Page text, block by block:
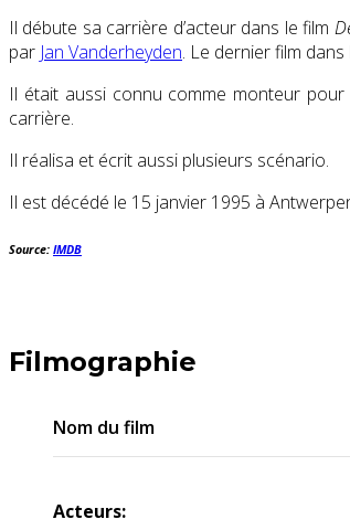
Il débute sa carrière d’acteur dans le film
par Jan Vanderheyden. Le dernier film
Il était aussi connu comme monteur pour
carrière.
Il réalisa et écrit aussi plusieurs scénario.
Il est décédé le 15 janvier 1995 à
Source: IMDB
Filmographie
Nom du film
Acteurs: